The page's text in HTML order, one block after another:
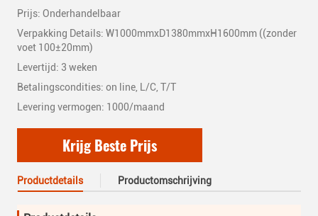
Prijs: Onderhandelbaar
Verpakking Details: W1000mmxD1380mmxH1600mm ((zonder
voet 100±20mm)
Levertijd: 3 weken
Betalingscondities: on line, L/C, T/T
Levering vermogen: 1000/maand
Krijg Beste Prijs
Productdetails Productomschrijving